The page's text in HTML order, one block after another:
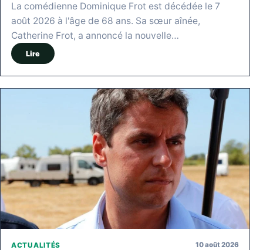
La comédienne Dominique Frot est décédée le 7
août 2026 à l'âge de 68 ans. Sa sœur aînée,
Catherine Frot, a annoncé la nouvelle…
Lire
ACTUALITÉS 10 août 2026